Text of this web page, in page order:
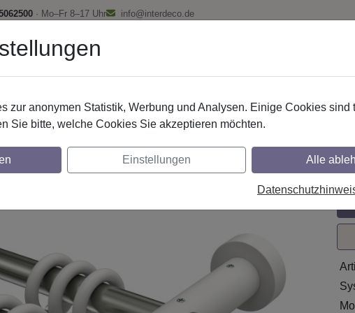
· Mo–Fr 8–17 Uhr info@interdeco.de
Gardinenstangen Metall / Holz
aus Metall / Holz in 20 mm Ø, 2-
lackiert
zur anonymen Statistik, Werbung und Analysen. Einige Cookies sind
Sie bitte, welche Cookies Sie akzeptieren möchten.
Einstellungen Alle